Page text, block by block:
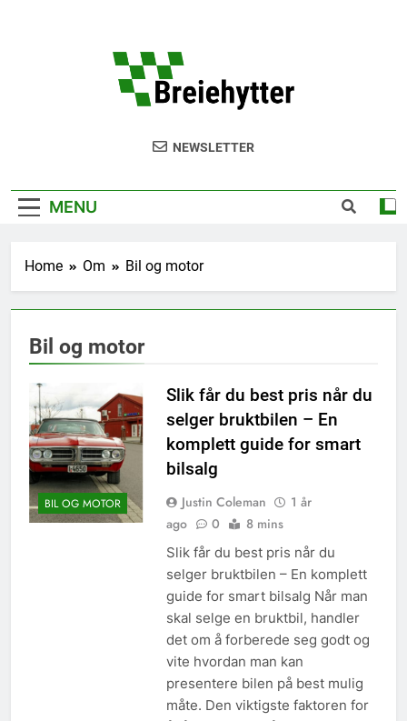
BreieNEWSLETTER
MENU
Home Om Bil og motor
Bil og motor
BIL OG MOTOR
Slik får du best pris når du
selger bruktbilen – En
komplett guide for smart
bilsalg
Justin Coleman
1 år
ago
0 8 mins
Slik får du best pris når du
selger bruktbilen – En komplett
guide for smart bilsalg Når man
skal selge en bruktbil, handler
det om å forberede seg godt og
vite hvordan man kan
presentere bilen på best mulig
måte. Den viktigste faktoren for